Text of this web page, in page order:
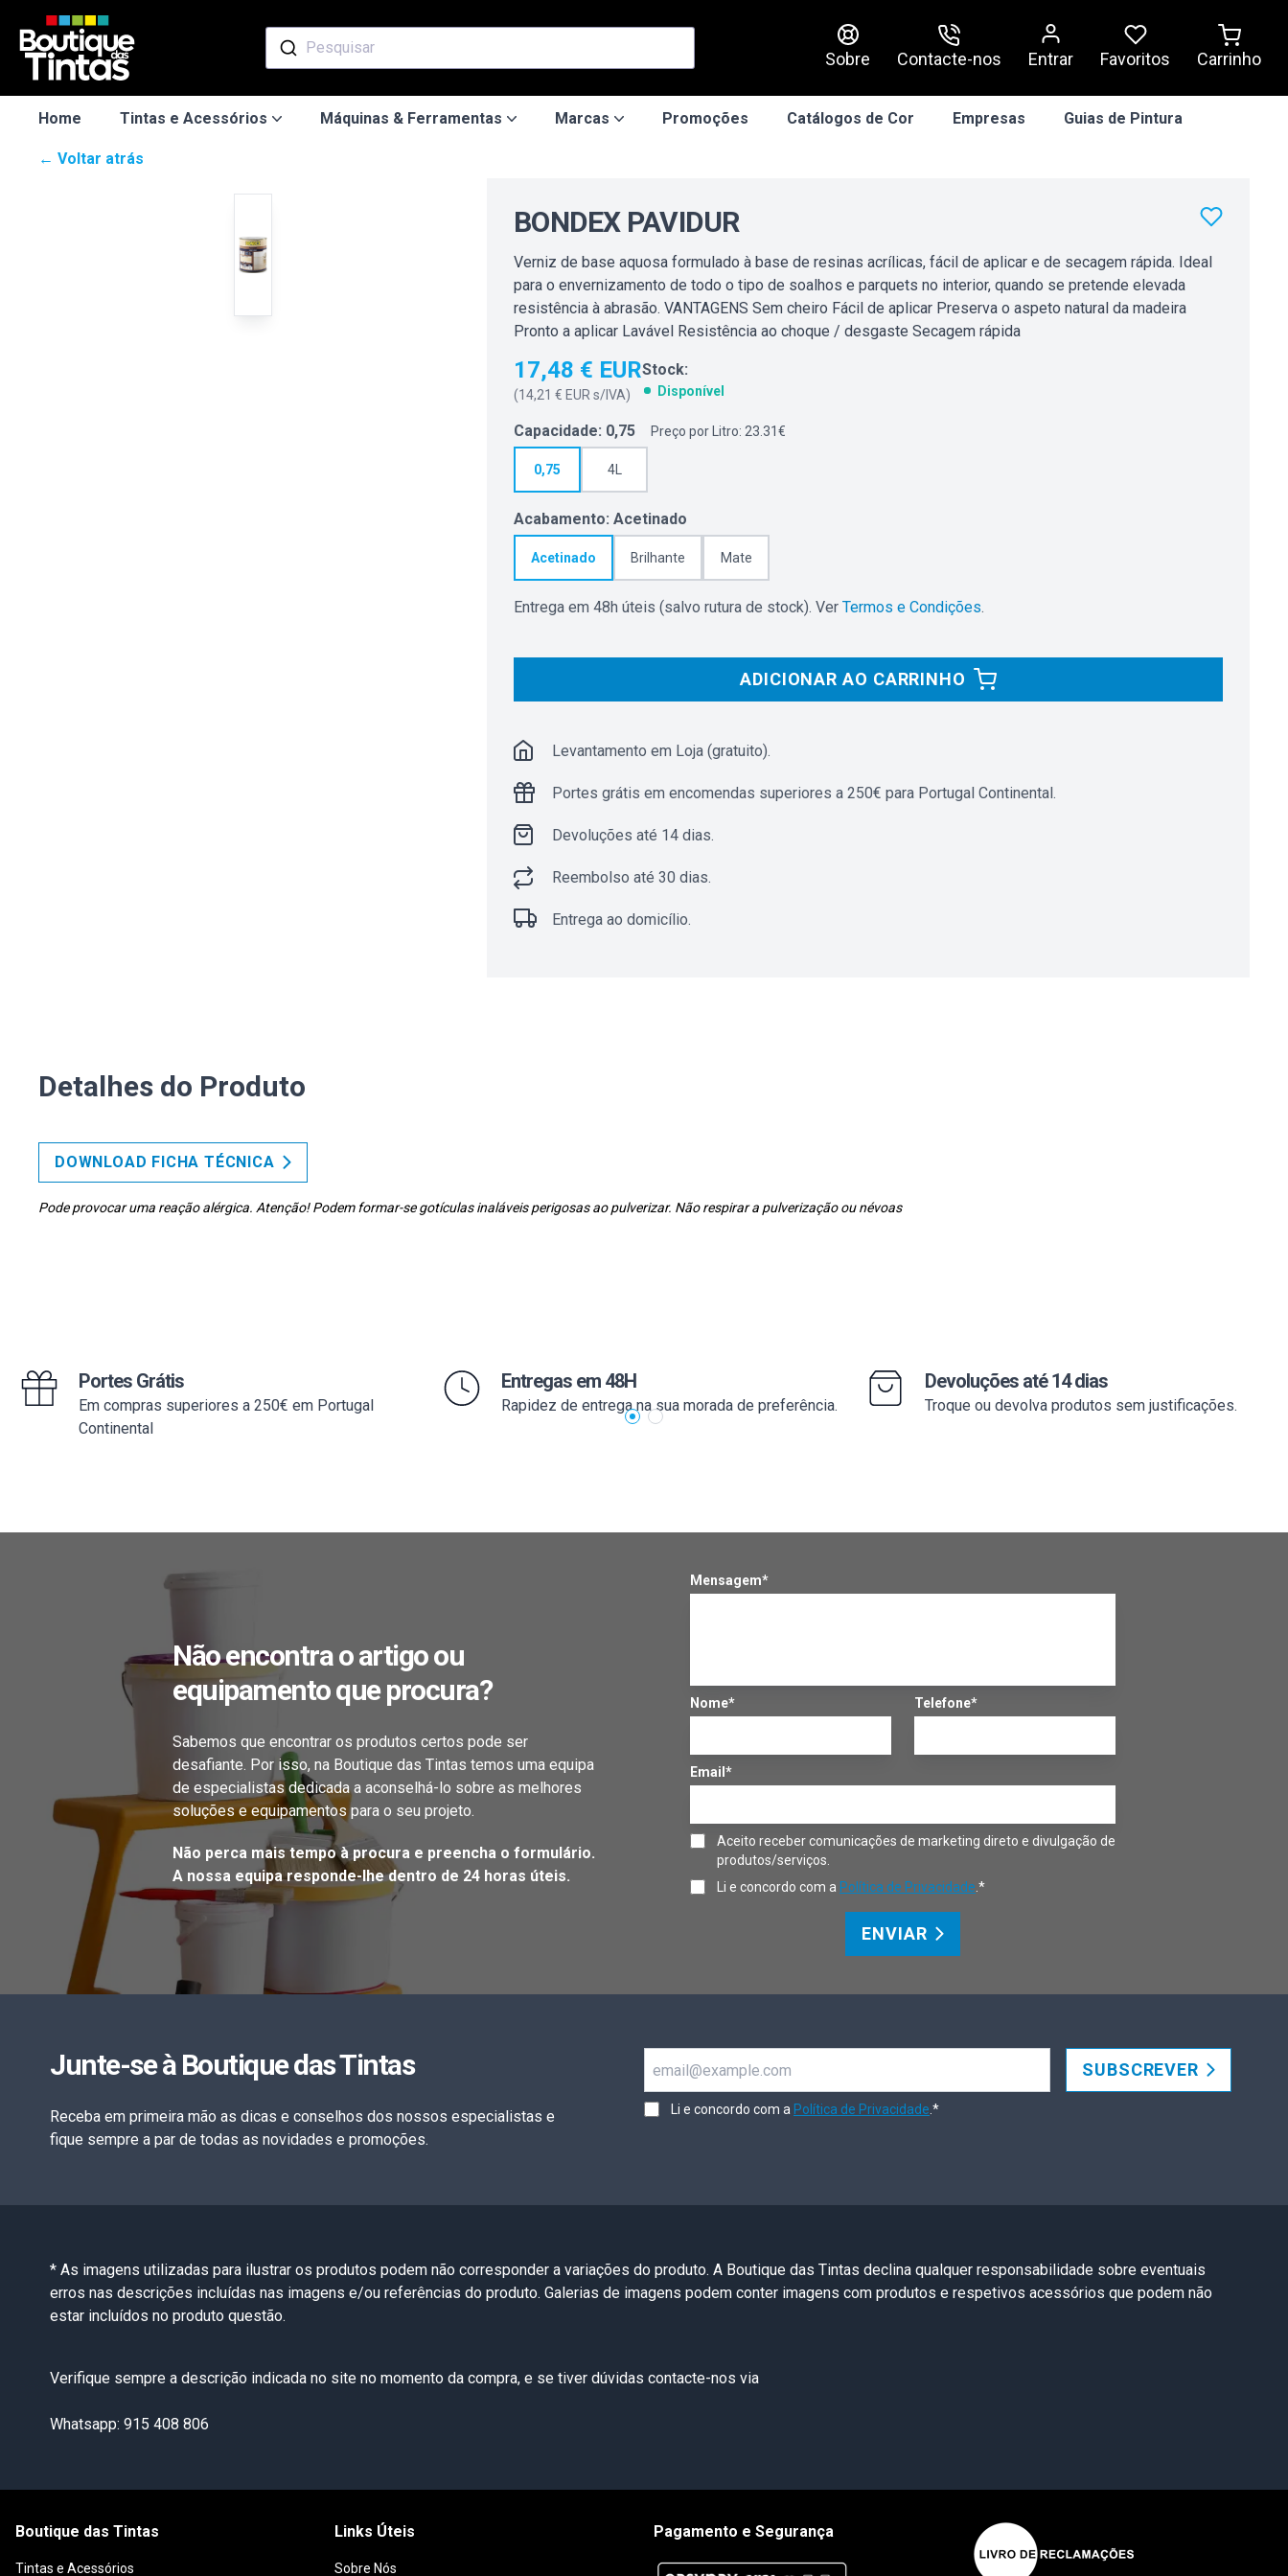
Pesquisar
Sobre Contacte-nos Entrar Favoritos Carrinho
Home Tintas e Acessórios Máquinas & Ferramentas Marcas Promoções Catálogos de Cor Empresas Guias de Pintura
← Voltar atrás
BONDEX PAVIDUR
Verniz de base aquosa formulado à base de resinas acrílicas, fácil de aplicar e de secagem rápida. Ideal
para o envernizamento de todo o tipo de soalhos e parquets no interior, quando se pretende elevada
resistência à abrasão. VANTAGENS Sem cheiro Fácil de aplicar Preserva o aspeto natural da madeira
Pronto a aplicar Lavável Resistência ao choque / desgaste Secagem rápida
17,48 € EUR
(14,21 € EUR s/IVA)
Stock:
Disponível
Capacidade: 0,75 Preço por Litro: 23.31€
0,75 4L
Acabamento: Acetinado
Acetinado Brilhante Mate
Entrega em 48h úteis (salvo rutura de stock). Ver Termos e Condições.
ADICIONAR AO CARRINHO
Levantamento em Loja (gratuito).
Portes grátis em encomendas superiores a 250€ para Portugal Continental.
Devoluções até 14 dias.
Reembolso até 30 dias.
Entrega ao domicílio.
Detalhes do Produto
DOWNLOAD FICHA TÉCNICA
Pode provocar uma reação alérgica. Atenção! Podem formar-se gotículas inaláveis perigosas ao pulverizar. Não respirar a pulverização ou névoas
Portes Grátis
Em compras superiores a 250€ em Portugal
Continental
Entregas em 48H
Rapidez de entrega na sua morada de preferência.
Devoluções até 14 dias
Troque ou devolva produtos sem justificações.
Não encontra o artigo ou
equipamento que procura?
Sabemos que encontrar os produtos certos pode ser
desafiante. Por isso, na Boutique das Tintas temos uma equipa
de especialistas dedicada a aconselhá-lo sobre as melhores
soluções e equipamentos para o seu projeto.
Não perca mais tempo à procura e preencha o formulário.
A nossa equipa responde-lhe dentro de 24 horas úteis.
Mensagem*
Nome* Telefone*
Email*
Aceito receber comunicações de marketing direto e divulgação de
produtos/serviços.
Li e concordo com a Política de Privacidade .*
ENVIAR
Junte-se à Boutique das Tintas
Receba em primeira mão as dicas e conselhos dos nossos especialistas e
fique sempre a par de todas as novidades e promoções.
SUBSCREVER
Li e concordo com a Política de Privacidade .*
* As imagens utilizadas para ilustrar os produtos podem não corresponder a variações do produto. A Boutique das Tintas declina qualquer responsabilidade sobre eventuais
erros nas descrições incluídas nas imagens e/ou referências do produto. Galerias de imagens podem conter imagens com produtos e respetivos acessórios que podem não
estar incluídos no produto questão.
Verifique sempre a descrição indicada no site no momento da compra, e se tiver dúvidas contacte-nos via
Whatsapp: 915 408 806
Boutique das Tintas
Tintas e Acessórios
Links Úteis
Sobre Nós
Pagamento e Segurança